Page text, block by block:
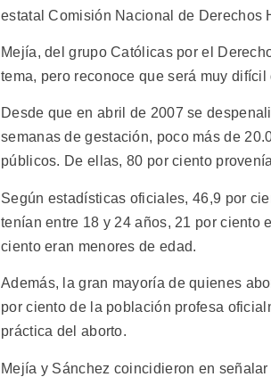
estatal Comisión Nacional de Derechos
Mejía, del grupo Católicas por el
tema, pero reconoce que será muy
Desde que en abril de 2007 se
semanas de gestación, poco más de
públicos. De ellas, 80 por ciento
Según estadísticas oficiales, 46,9 por
tenían entre 18 y 24 años, 21 por ciento
ciento eran menores de edad.
Además, la gran mayoría de quienes
por ciento de la población profesa
práctica del aborto.
Mejía y Sánchez coincidieron en